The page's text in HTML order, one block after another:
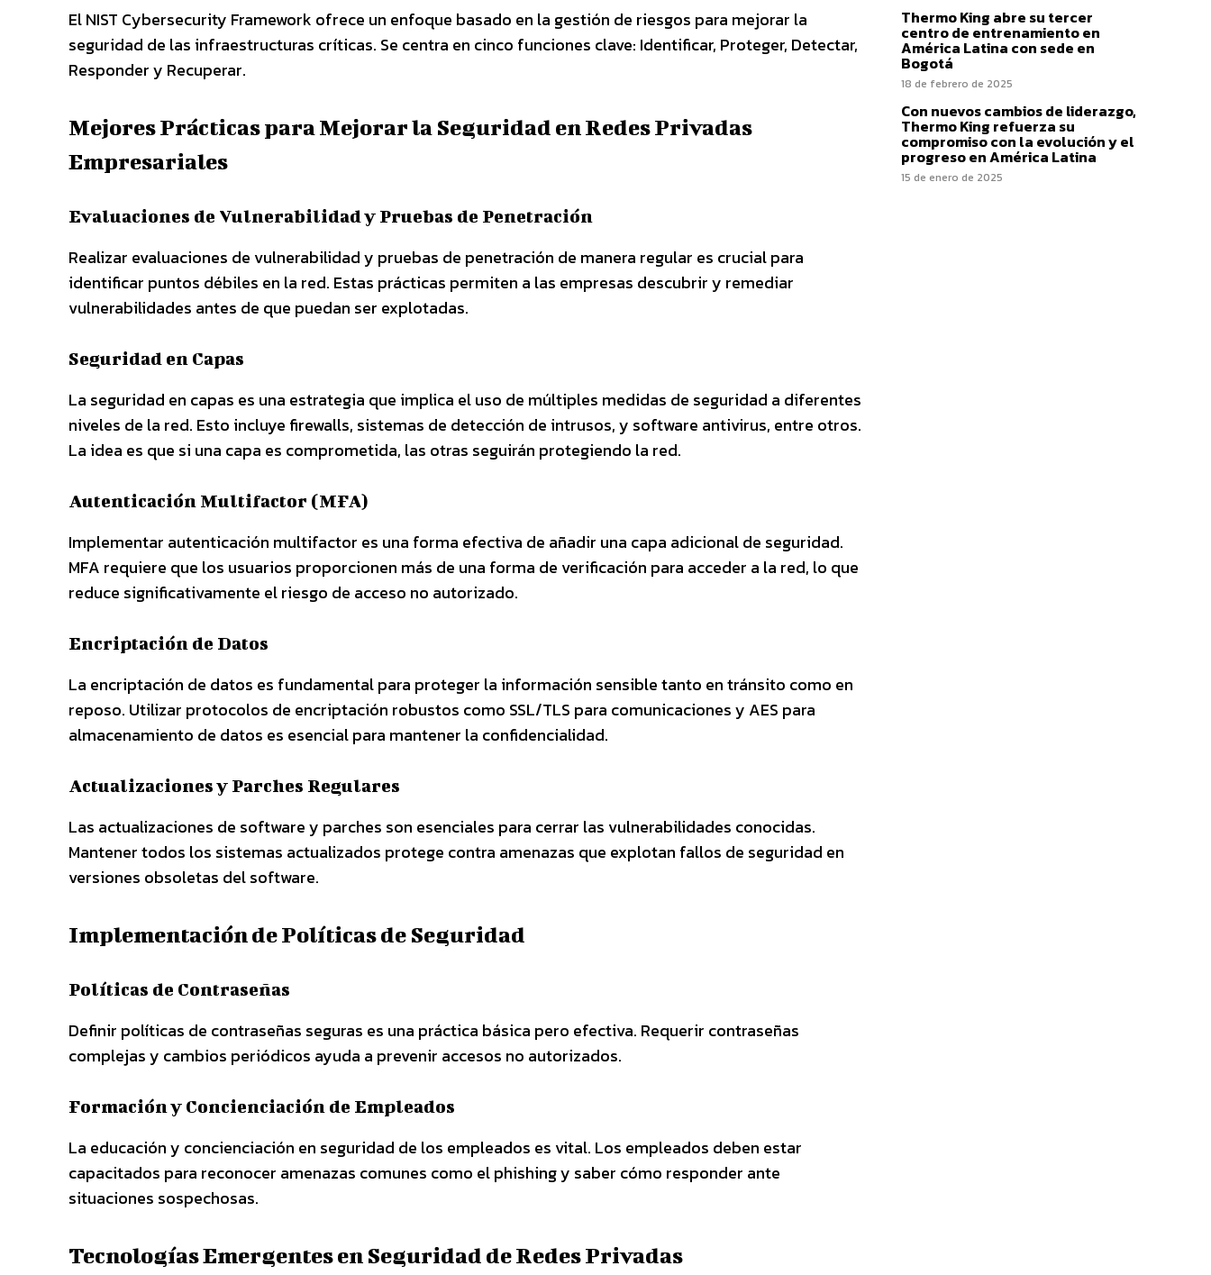
El NIST Cybersecurity Framework ofrece un enfoque basado en la gestión de riesgos para mejorar la
seguridad de las infraestructuras críticas. Se centra en cinco funciones clave: Identificar, Proteger, Detectar,
Responder y Recuperar.
Mejores Prácticas para Mejorar la Seguridad en Redes Privadas
Empresariales
Evaluaciones de Vulnerabilidad y Pruebas de Penetración
Realizar evaluaciones de vulnerabilidad y pruebas de penetración de manera regular es crucial para
identificar puntos débiles en la red. Estas prácticas permiten a las empresas descubrir y remediar
vulnerabilidades antes de que puedan ser explotadas.
Seguridad en Capas
La seguridad en capas es una estrategia que implica el uso de múltiples medidas de seguridad a diferentes
niveles de la red. Esto incluye firewalls, sistemas de detección de intrusos, y software antivirus, entre otros.
La idea es que si una capa es comprometida, las otras seguirán protegiendo la red.
Autenticación Multifactor (MFA)
Implementar autenticación multifactor es una forma efectiva de añadir una capa adicional de seguridad.
MFA requiere que los usuarios proporcionen más de una forma de verificación para acceder a la red, lo que
reduce significativamente el riesgo de acceso no autorizado.
Encriptación de Datos
La encriptación de datos es fundamental para proteger la información sensible tanto en tránsito como en
reposo. Utilizar protocolos de encriptación robustos como SSL/TLS para comunicaciones y AES para
almacenamiento de datos es esencial para mantener la confidencialidad.
Actualizaciones y Parches Regulares
Las actualizaciones de software y parches son esenciales para cerrar las vulnerabilidades conocidas.
Mantener todos los sistemas actualizados protege contra amenazas que explotan fallos de seguridad en
versiones obsoletas del software.
Implementación de Políticas de Seguridad
Políticas de Contraseñas
Definir políticas de contraseñas seguras es una práctica básica pero efectiva. Requerir contraseñas
complejas y cambios periódicos ayuda a prevenir accesos no autorizados.
Formación y Concienciación de Empleados
La educación y concienciación en seguridad de los empleados es vital. Los empleados deben estar
capacitados para reconocer amenazas comunes como el phishing y saber cómo responder ante
situaciones sospechosas.
Tecnologías Emergentes en Seguridad de Redes Privadas
Thermo King abre su tercer
centro de entrenamiento en
América Latina con sede en
Bogotá
18 de febrero de 2025
Con nuevos cambios de liderazgo,
Thermo King refuerza su
compromiso con la evolución y el
progreso en América Latina
15 de enero de 2025